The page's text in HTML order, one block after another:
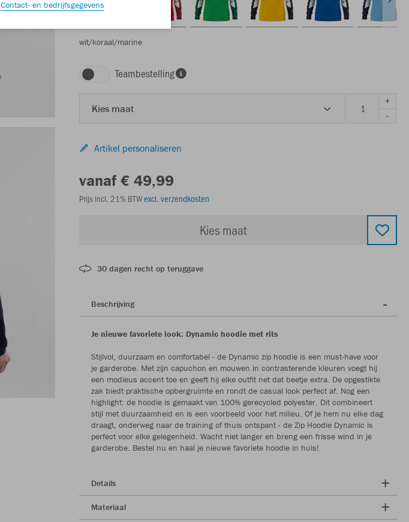
wit/koraal/marine
Teambestelling
Kies maat
+
-
Artikel personaliseren
vanaf € 49,99
Prijs incl. 21% BTWexcl. verzendkosten
Kies maat
30 dagen recht op teruggave
Beschrijving
Je nieuwe favoriete look: Dynamic hoodie met rits
Stijlvol, duurzaam en comfortabel - de Dynamic zip hoodie is een must-have voor
je garderobe. Met zijn capuchon en mouwen in contrasterende kleuren voegt hij
een modieus accent toe en geeft hij elke outfit net dat beetje extra. De opgestikte
zak biedt praktische opbergruimte en rondt de casual look perfect af. Nog een
highlight: de hoodie is gemaakt van 100% gerecycled polyester. Dit combineert
stijl met duurzaamheid en is een voorbeeld voor het milieu. Of je hem nu elke dag
draagt, onderweg naar de training of thuis ontspant - de Zip Hoodie Dynamic is
perfect voor elke gelegenheid. Wacht niet langer en breng een frisse wind in je
garderobe. Bestel nu en haal je nieuwe favoriete hoodie in huis!
Details
Materiaal
Contact- en bedrijfsgegevens